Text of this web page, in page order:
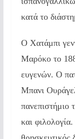
κατά το
Ο Χατάμπι
Μαρόκο το
ευγενών. Ο
Μπανι
πανεπιστήμιο
και